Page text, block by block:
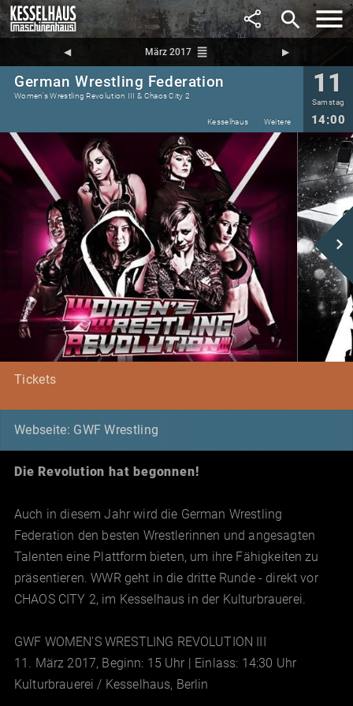
search
◀︎ März 2017 reorder ▶︎
German Wrestling Federation
Women's Wrestling Revolution III & Chaos City 2 11
Samstag
14:00
Kesselhaus Weitere
navigate_next
Tickets
Webseite: GWF Wrestling
Die Revolution hat begonnen!
Auch in diesem Jahr wird die German Wrestling
Federation den besten Wrestlerinnen und angesagten
Talenten eine Plattform bieten, um ihre Fähigkeiten zu
präsentieren. WWR geht in die dritte Runde - direkt vor
CHAOS CITY 2, im Kesselhaus in der Kulturbrauerei.
GWF WOMEN'S WRESTLING REVOLUTION III
11. März 2017, Beginn: 15 Uhr | Einlass: 14:30 Uhr
Kulturbrauerei / Kesselhaus, Berlin